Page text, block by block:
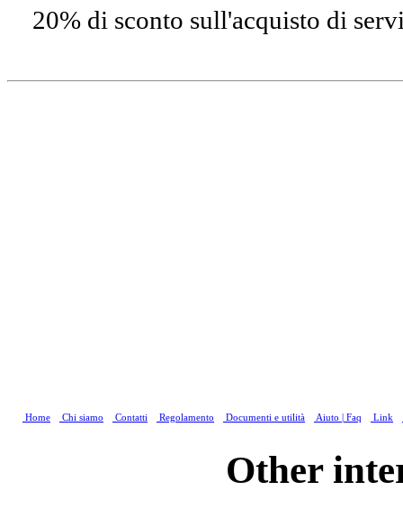
20% di sconto sull'acquisto di
Home Chi siamo Contatti Regolamento Documenti e utilità Aiuto | Faq Link
Other